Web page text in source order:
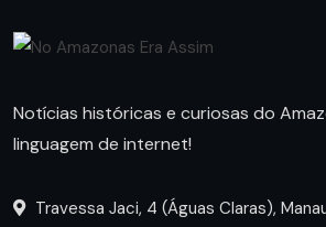
Notícias históricas e curiosas do
linguagem de internet!
Travessa Jaci, 4 (Águas Claras),